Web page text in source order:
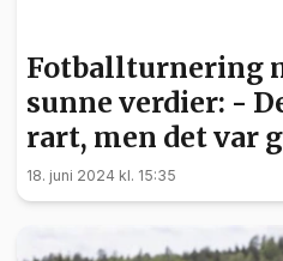
Fotballturnering
sunne verdier: -
rart, men det var
18. juni 2024 kl. 15:35